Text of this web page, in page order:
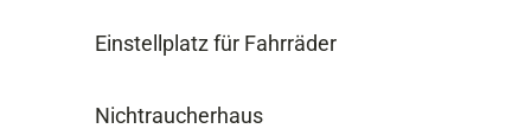
Einstellplatz für Fahrräder
Nichtraucherhaus